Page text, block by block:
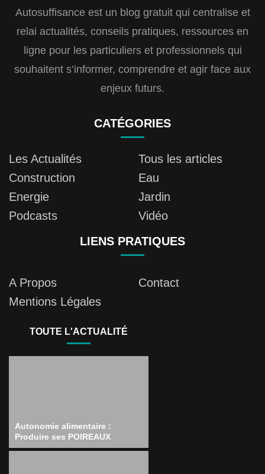
Autosuffisance est un blog gratuit qui centralise et
relai actualités, conseils pratiques, ressources en
ligne pour les particuliers et professionnels qui
souhaitent s’informer, comprendre et agir face aux
enjeux futurs.
CATÉGORIES
Les Actualités
Tous les articles
Construction
Eau
Energie
Jardin
Podcasts
Vidéo
LIENS PRATIQUES
A Propos
Contact
Mentions Légales
TOUTE L'ACTUALITÉ
Autonomie alimentaire :
Produire ses POIREAUX